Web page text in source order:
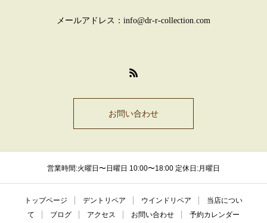
メールアドレス：info@dr-r-collection.com
お問い合わせ
営業時間:火曜日〜日曜日 10:00〜18:00 定休日:月曜日
トップページ デントリペア ウインドリペア
当店につい
て
ブログ アクセス お問い合わせ 予約カレンダー